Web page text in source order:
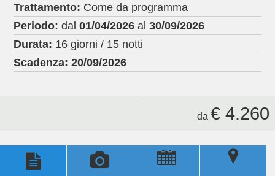
Trattamento: Come da programma
Periodo:dal01/04/2026 al30/09/2026
Durata: 16 giorni / 15 notti
Scadenza:20/09/2026
da € 4.260
  ; u